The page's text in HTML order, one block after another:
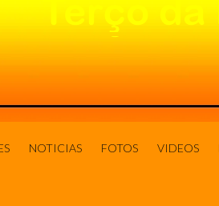
NOTICIAS FOTOS VIDEOS